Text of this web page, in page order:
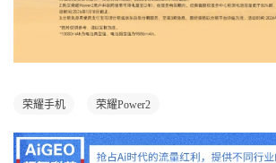
荣耀手机 荣耀Power2